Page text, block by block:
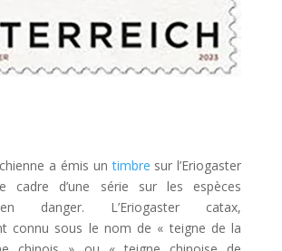
a émis untimbre sur l’Eriogaster
cadre d’une série sur les espèces
danger. L’Eriogaster catax,
connu sous le nom de « teigne de la